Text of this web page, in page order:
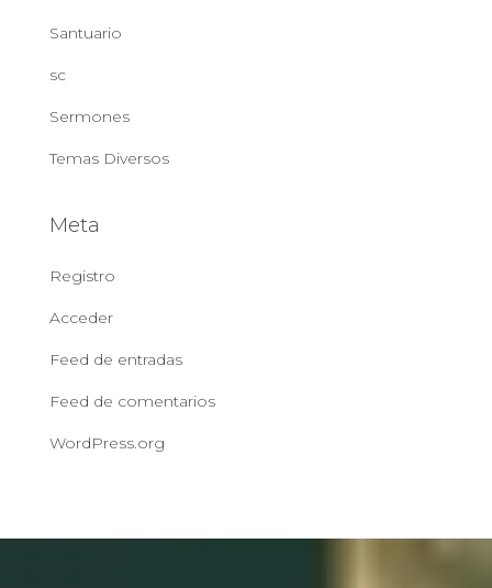
Santuario
sc
Sermones
Temas Diversos
Meta
Registro
Acceder
Feed de entradas
Feed de comentarios
WordPress.org